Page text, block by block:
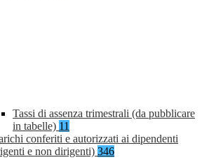
Tassi di assenza trimestrali (da pubblicare
in tabelle) 11
conferiti e autorizzati ai dipendenti
e non dirigenti) 346